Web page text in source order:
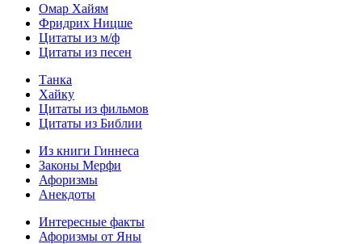
Омар Хайям
Фридрих Ницше
Цитаты из м/ф
Цитаты из песен
Танка
Хайку
Цитаты из фильмов
Цитаты из Библии
Из книги Гиннеса
Законы Мерфи
Афоризмы
Анекдоты
Интересные факты
Афоризмы от Яны